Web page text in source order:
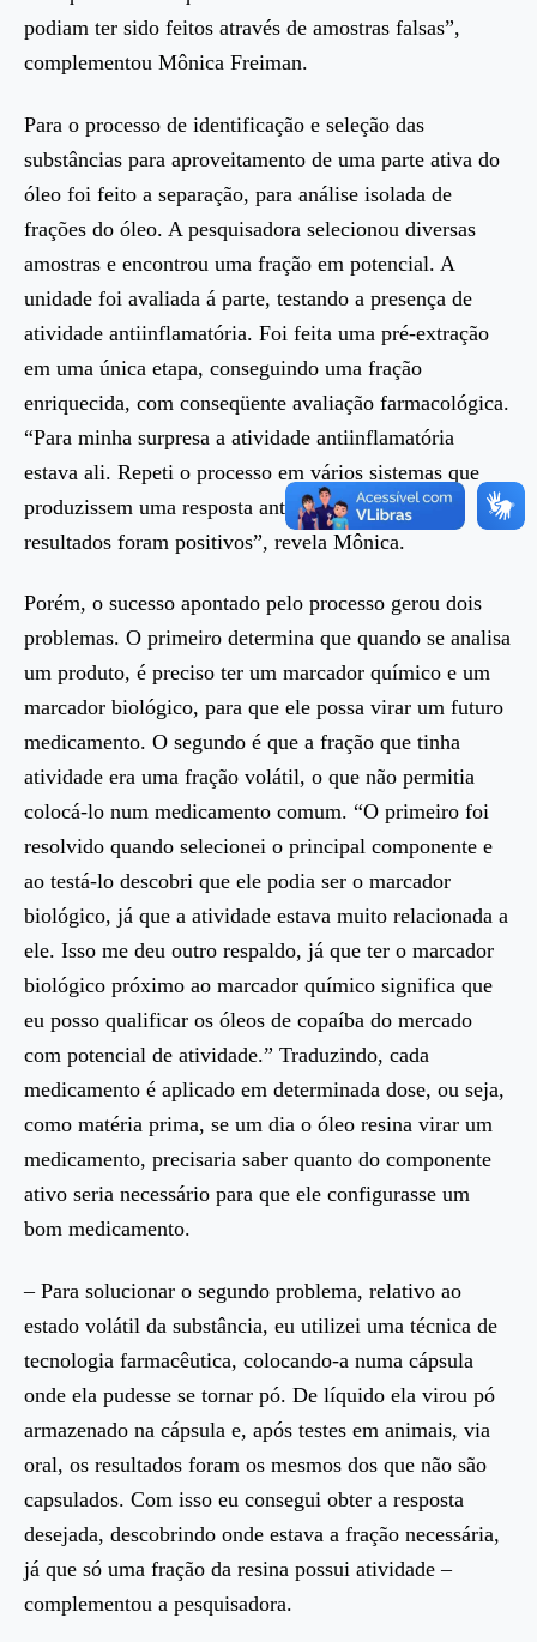
podiam ter sido feitos através de amostras falsas”,
complementou Mônica Freiman.
Para o processo de identificação e seleção das
substâncias para aproveitamento de uma parte ativa do
óleo foi feito a separação, para análise isolada de
frações do óleo. A pesquisadora selecionou diversas
amostras e encontrou uma fração em potencial. A
unidade foi avaliada á parte, testando a presença de
atividade antiinflamatória. Foi feita uma pré-extração
em uma única etapa, conseguindo uma fração
enriquecida, com conseqüente avaliação farmacológica.
“Para minha surpresa a atividade antiinflamatória
estava ali. Repeti o processo em vários sistemas que
produzissem uma resposta antiinflamatória e os
resultados foram positivos”, revela Mônica.
Porém, o sucesso apontado pelo processo gerou dois
problemas. O primeiro determina que quando se analisa
um produto, é preciso ter um marcador químico e um
marcador biológico, para que ele possa virar um futuro
medicamento. O segundo é que a fração que tinha
atividade era uma fração volátil, o que não permitia
colocá-lo num medicamento comum. “O primeiro foi
resolvido quando selecionei o principal componente e
ao testá-lo descobri que ele podia ser o marcador
biológico, já que a atividade estava muito relacionada a
ele. Isso me deu outro respaldo, já que ter o marcador
biológico próximo ao marcador químico significa que
eu posso qualificar os óleos de copaíba do mercado
com potencial de atividade.” Traduzindo, cada
medicamento é aplicado em determinada dose, ou seja,
como matéria prima, se um dia o óleo resina virar um
medicamento, precisaria saber quanto do componente
ativo seria necessário para que ele configurasse um
bom medicamento.
– Para solucionar o segundo problema, relativo ao
estado volátil da substância, eu utilizei uma técnica de
tecnologia farmacêutica, colocando-a numa cápsula
onde ela pudesse se tornar pó. De líquido ela virou pó
armazenado na cápsula e, após testes em animais, via
oral, os resultados foram os mesmos dos que não são
capsulados. Com isso eu consegui obter a resposta
desejada, descobrindo onde estava a fração necessária,
já que só uma fração da resina possui atividade –
complementou a pesquisadora.